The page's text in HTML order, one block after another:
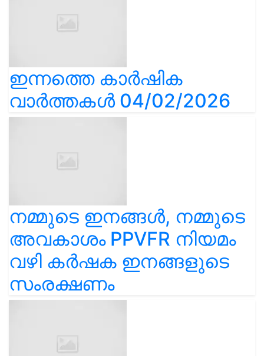
ഇന്നത്തെ കാർഷിക
വാർത്തകൾ 04/02/2026
നമ്മുടെ ഇനങ്ങൾ, നമ്മുടെ
അവകാശം PPVFR നിയമം
വഴി കർഷക ഇനങ്ങളുടെ
സംരക്ഷണം